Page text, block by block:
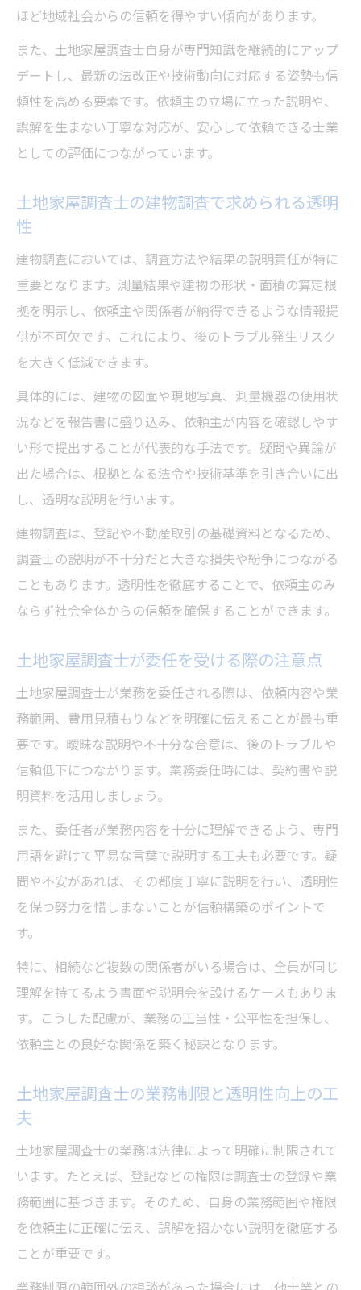
ほど地域社会からの信頼を得やすい傾向があります。
また、土地家屋調査士自身が専門知識を継続的にアップ
デートし、最新の法改正や技術動向に対応する姿勢も信
頼性を高める要素です。依頼主の立場に立った説明や、
誤解を生まない丁寧な対応が、安心して依頼できる士業
としての評価につながっています。
土地家屋調査士の建物調査で求められる透明
性
建物調査においては、調査方法や結果の説明責任が特に
重要となります。測量結果や建物の形状・面積の算定根
拠を明示し、依頼主や関係者が納得できるような情報提
供が不可欠です。これにより、後のトラブル発生リスク
を大きく低減できます。
具体的には、建物の図面や現地写真、測量機器の使用状
況などを報告書に盛り込み、依頼主が内容を確認しやす
い形で提出することが代表的な手法です。疑問や異論が
出た場合は、根拠となる法令や技術基準を引き合いに出
し、透明な説明を行います。
建物調査は、登記や不動産取引の基礎資料となるため、
調査士の説明が不十分だと大きな損失や紛争につながる
こともあります。透明性を徹底することで、依頼主のみ
ならず社会全体からの信頼を確保することができます。
土地家屋調査士が委任を受ける際の注意点
土地家屋調査士が業務を委任される際は、依頼内容や業
務範囲、費用見積もりなどを明確に伝えることが最も重
要です。曖昧な説明や不十分な合意は、後のトラブルや
信頼低下につながります。業務委任時には、契約書や説
明資料を活用しましょう。
また、委任者が業務内容を十分に理解できるよう、専門
用語を避けて平易な言葉で説明する工夫も必要です。疑
問や不安があれば、その都度丁寧に説明を行い、透明性
を保つ努力を惜しまないことが信頼構築のポイントで
す。
特に、相続など複数の関係者がいる場合は、全員が同じ
理解を持てるよう書面や説明会を設けるケースもありま
す。こうした配慮が、業務の正当性・公平性を担保し、
依頼主との良好な関係を築く秘訣となります。
土地家屋調査士の業務制限と透明性向上の工
夫
土地家屋調査士の業務は法律によって明確に制限されて
います。たとえば、登記などの権限は調査士の登録や業
務範囲に基づきます。そのため、自身の業務範囲や権限
を依頼主に正確に伝え、誤解を招かない説明を徹底する
ことが重要です。